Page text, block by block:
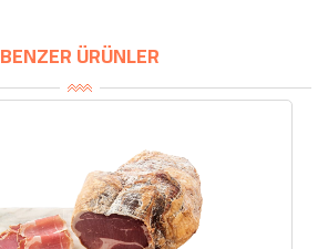
BENZER ÜRÜNLER
Güney Ege, 5 Litre) -
AtcaNova
SEPETE EKLE